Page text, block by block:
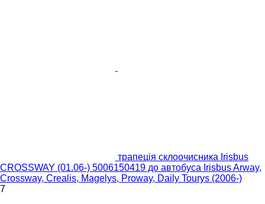
трапеція склоочисника Irisbus
CROSSWAY (01.06-) 5006150419 до автобуса Irisbus Arway,
Crossway, Crealis, Magelys, Proway, Daily Tourys (2006-)
7